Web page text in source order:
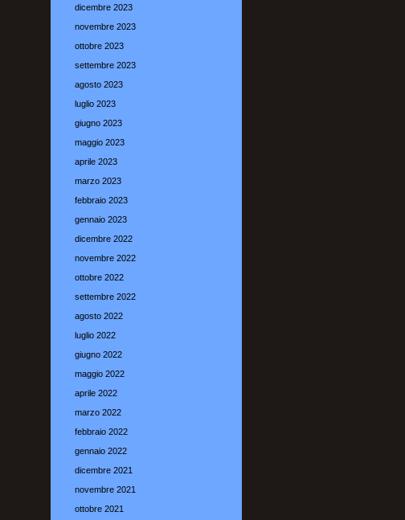
dicembre 2023
novembre 2023
ottobre 2023
settembre 2023
agosto 2023
luglio 2023
giugno 2023
maggio 2023
aprile 2023
marzo 2023
febbraio 2023
gennaio 2023
dicembre 2022
novembre 2022
ottobre 2022
settembre 2022
agosto 2022
luglio 2022
giugno 2022
maggio 2022
aprile 2022
marzo 2022
febbraio 2022
gennaio 2022
dicembre 2021
novembre 2021
ottobre 2021